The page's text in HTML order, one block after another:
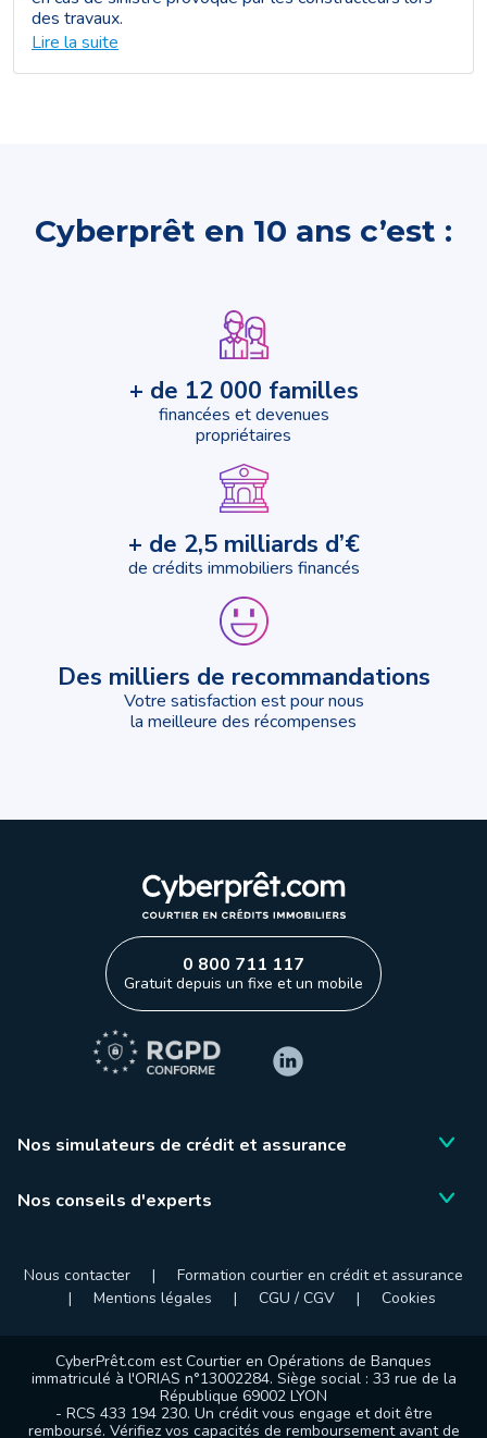
des travaux.
Lire la suite
Cyberprêt en 10 ans c’est :
+ de 12 000 familles
financées et devenues
propriétaires
+ de 2,5 milliards d’€
de crédits immobiliers financés
Des milliers de recommandations
Votre satisfaction est pour nous
la meilleure des récompenses
0 800 711 117
Gratuit depuis un fixe et un mobile
Nos simulateurs de crédit et assurance
Nos conseils d'experts
Nous contacter |
Formation courtier en crédit et assurance
|
Mentions légales | CGU / CGV | Cookies
CyberPrêt.com est Courtier en Opérations de Banques
immatriculé à l'ORIAS n°13002284. Siège social : 33 rue de la
République 69002 LYON
- RCS 433 194 230. Un crédit vous engage et doit être
remboursé. Vérifiez vos capacités de remboursement avant de